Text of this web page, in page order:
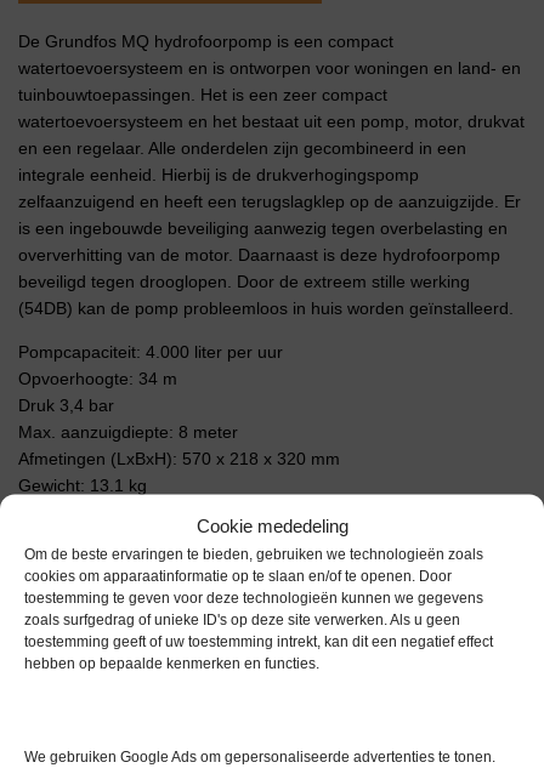
Cookie mededeling
Om de beste ervaringen te bieden, gebruiken we technologieën zoals
cookies om apparaatinformatie op te slaan en/of te openen. Door
toestemming te geven voor deze technologieën kunnen we gegevens
zoals surfgedrag of unieke ID's op deze site verwerken. Als u geen
toestemming geeft of uw toestemming intrekt, kan dit een negatief effect
hebben op bepaalde kenmerken en functies.
We gebruiken Google Ads om gepersonaliseerde advertenties te tonen.
De Grundfos MQ hydrofoorpomp is een compact
watertoevoersysteem en is ontworpen voor woningen en land- en
tuinbouwtoepassingen. Het is een zeer compact
watertoevoersysteem en het bestaat uit een pomp, motor, drukvat
en een regelaar. Alle onderdelen zijn gecombineerd in een
integrale eenheid. Hierbij is de drukverhogingspomp
zelfaanzuigend en heeft een terugslagklep op de aanzuigzijde. Er
is een ingebouwde beveiliging aanwezig tegen overbelasting en
oververhitting van de motor. Daarnaast is deze hydrofoorpomp
beveiligd tegen drooglopen. Door de extreem stille werking
(54DB) kan de pomp probleemloos in huis worden geïnstalleerd.
Pompcapaciteit: 4.000 liter per uur
Opvoerhoogte: 34 m
Druk 3,4 bar
Max. aanzuigdiepte: 8 meter
Afmetingen (LxBxH): 570 x 218 x 320 mm
Gewicht: 13.1 kg
Extra informatie
Gewicht 0,0 kg